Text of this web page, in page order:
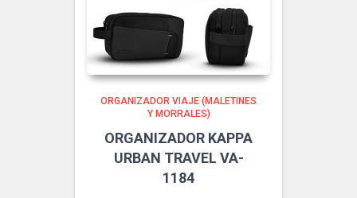
ORGANIZADOR VIAJE (MALETINES
Y MORRALES)
ORGANIZADOR KAPPA
URBAN TRAVEL VA-
1184